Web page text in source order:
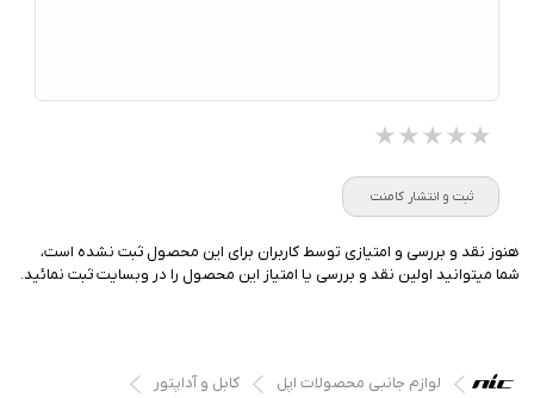
★★★★★
★★★★★
★★★★★
ثبت و انتشار کامنت
هنوز نقد و بررسی و امتیازی توسط کاربران برای این محصول ثبت نشده است،
شما میتوانید اولین نقد و بررسی یا امتیاز این محصول را در وبسایت ثبت نمائید.
لوازم جانبی محصولات اپل کابل و آداپتور